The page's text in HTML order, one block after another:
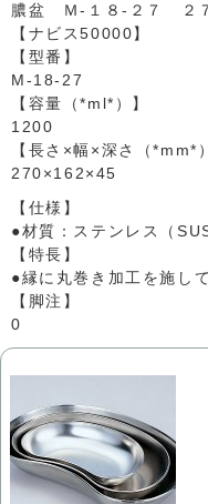
膿盆 Ｍ-１８-２７ ２
【ナビス50000】
【型番】
M-18-27
【容量（*ml*）】
1200
【長さ×幅×深さ（*mm*
270×162×45
【仕様】
●材質：ステンレス（
【特長】
●縁に丸巻き加工を施し
【脚注】
0